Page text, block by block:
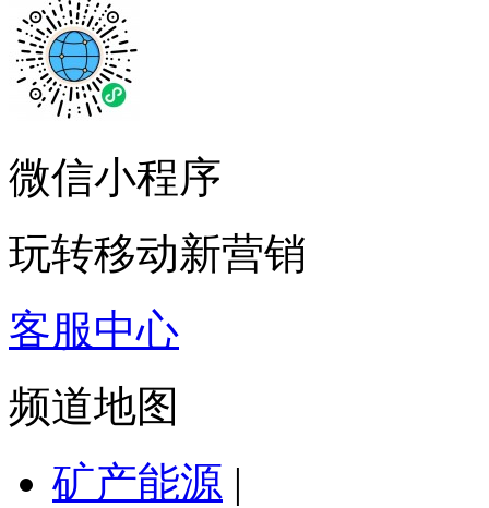
微信小程序
玩转移动新营销
客服中心
频道地图
矿产能源 |